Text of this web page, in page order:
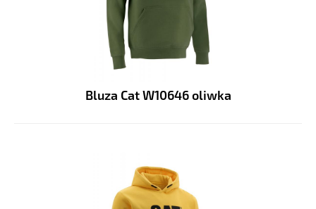
Bluza Cat W10646 oliwka